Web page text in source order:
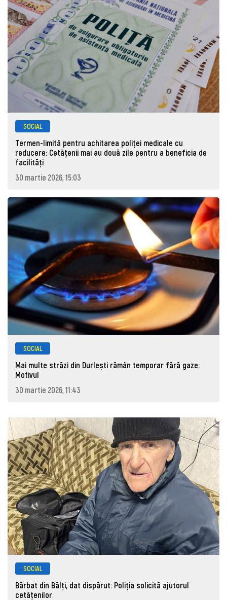
SOCIAL
Termen-limită pentru achitarea poliței medicale cu
reducere: Cetățenii mai au două zile pentru a beneficia de
facilități
30 martie 2026, 15:03
SOCIAL
Mai multe străzi din Durlești rămân temporar fără gaze:
Motivul
30 martie 2026, 11:43
SOCIAL
Bărbat din Bălți, dat dispărut: Poliţia solicită ajutorul
cetăţenilor